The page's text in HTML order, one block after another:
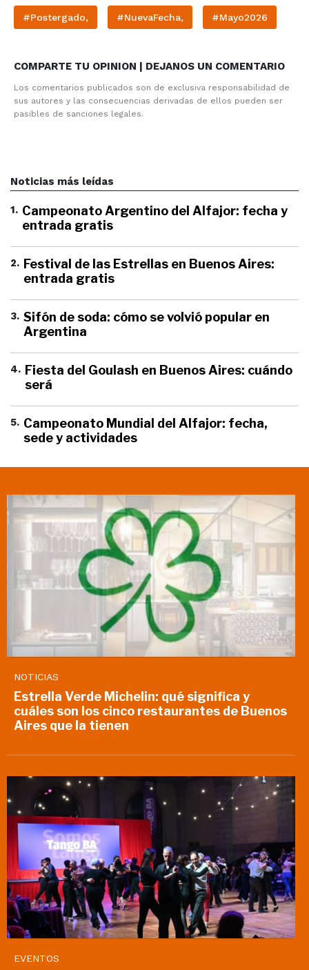
#Postergado, #NuevaFecha, #Mayo2026
COMPARTE TU OPINION | DEJANOS UN COMENTARIO
Los comentarios publicados son de exclusiva responsabilidad de
sus autores y las consecuencias derivadas de ellos pueden ser
pasibles de sanciones legales.
Noticias más leídas
1. Campeonato Argentino del Alfajor: fecha y
entrada gratis
2. Festival de las Estrellas en Buenos Aires:
entrada gratis
3. Sifón de soda: cómo se volvió popular en
Argentina
4. Fiesta del Goulash en Buenos Aires: cuándo
será
5. Campeonato Mundial del Alfajor: fecha,
sede y actividades
NOTICIAS
Estrella Verde Michelin: qué significa y
cuáles son los cinco restaurantes de Buenos
Aires que la tienen
EVENTOS